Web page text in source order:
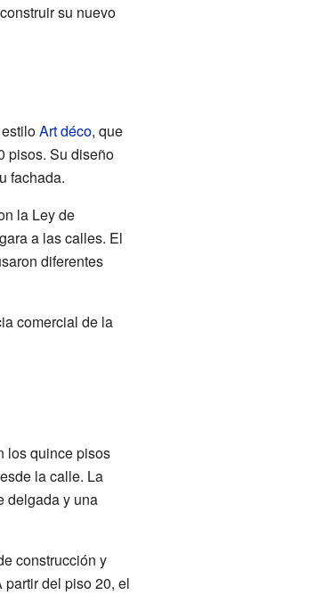
su nuevo
Art déco, que
pisos. Su diseño
fachada.
la Ley de
a las calles. El
diferentes
comercial de la
los quince pisos
la calle. La
delgada y una
construcción y
del piso 20, el